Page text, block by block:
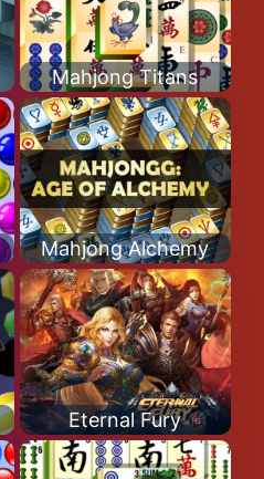
Mahjong Titans
Mahjong Alchemy
Eternal Fury